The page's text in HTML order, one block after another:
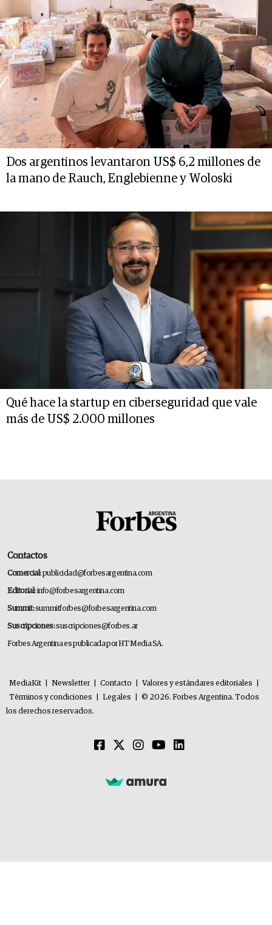
Dos argentinos levantaron US$ 6,2 millones de
la mano de Rauch, Englebienne y Woloski
Qué hace la startup en ciberseguridad que vale
más de US$ 2.000 millones
Contactos
Comercial:publicidad@forbesargentina.com
Editorial:info@forbesargentina.com
Summit:summitforbes@forbesargentina.com
Suscripciones:suscripciones@forbes.ar
Forbes Argentina es publicada por HT Media SA.
MediaKit Newsletter Contacto Valores y estándares editoriales
Términos y condiciones
Legales
© 2026. Forbes Argentina. Todos
los derechos reservados.